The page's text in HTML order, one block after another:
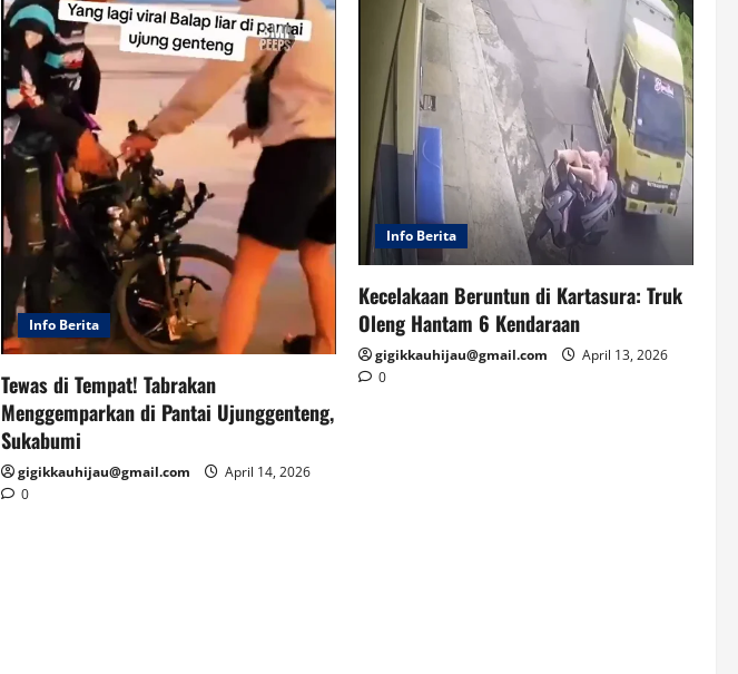
Info Berita
Tewas di Tempat! Tabrakan
Menggemparkan di Pantai Ujunggenteng,
Sukabumi
gigikkauhijau@gmail.com
April 14, 2026
0
Info Berita
Kecelakaan Beruntun di Kartasura: Truk
Oleng Hantam 6 Kendaraan
gigikkauhijau@gmail.com
April 13, 2026
0